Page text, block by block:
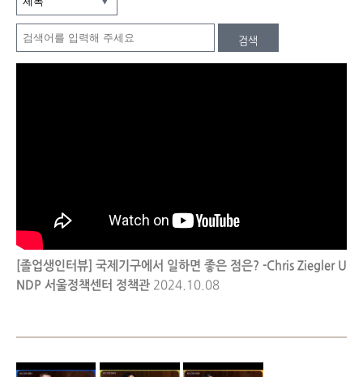
검색
[졸업생인터뷰] 국제기구에서 일하면 좋은 점은? -Chris Ziegler U
NDP 서울정책센터 정책관 2024.10.08